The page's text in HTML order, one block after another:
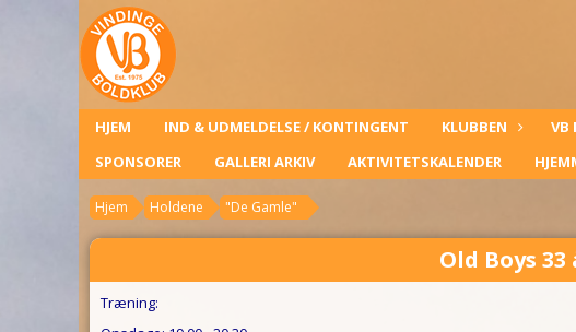
HJEM IND & UDMELDELSE / KONTINGENT KLUBBEN VB
SPONSORER
GALLERI ARKIV AKTIVITETSKALENDER
Hjem Holdene "De Gamle"
Old Boys 33
Træning: